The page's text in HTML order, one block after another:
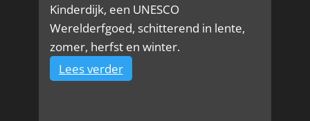
Kinderdijk, een UNESCO
Werelderfgoed, schitterend in lente,
zomer, herfst en winter.
Lees verder: